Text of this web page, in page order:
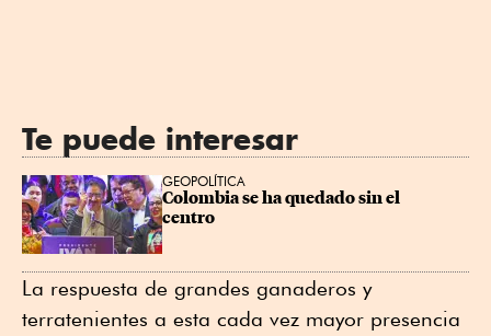
Te puede interesar
GEOPOLÍTICA
Colombia se ha quedado sin el
centro
La respuesta de grandes ganaderos y
terratenientes a esta cada vez mayor presencia